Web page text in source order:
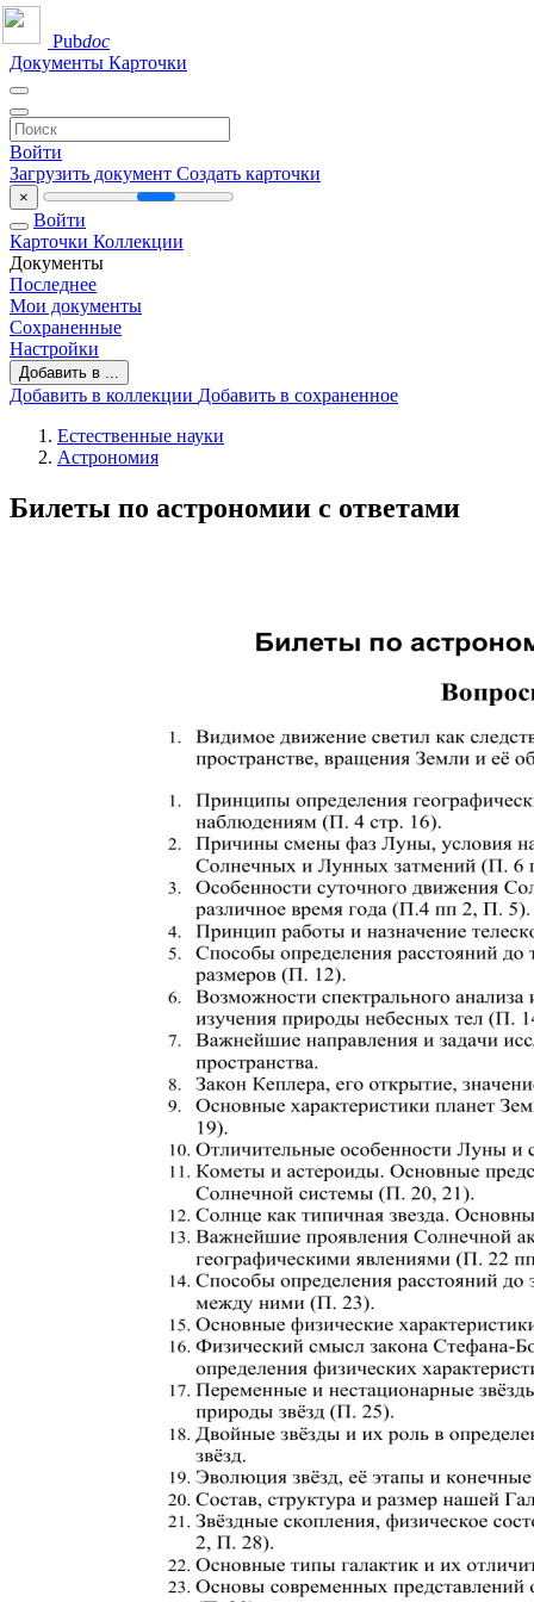
Pubdoc
Документы Карточки
Войти
Загрузить документ Создать карточки
×
Войти
Карточки Коллекции
Документы
Последнее
Мои документы
Сохраненные
Настройки
Добавить в ...
Добавить в коллекции Добавить в сохраненное
Естественные науки
Астрономия
Билеты по астрономии с ответами